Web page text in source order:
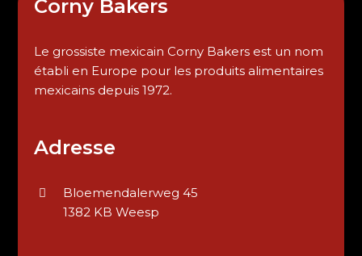
Corny Bakers
Le grossiste mexicain Corny Bakers est un nom
établi en Europe pour les produits alimentaires
mexicains depuis 1972.
Adresse
Bloemendalerweg 45
1382 KB Weesp